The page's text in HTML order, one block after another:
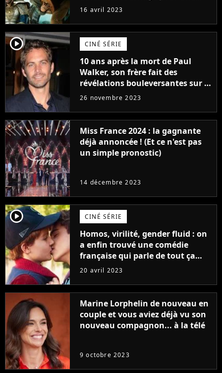
raison très spéciale
16 avril 2023
player2 CINÉ SÉRIE
10 ans après la mort de Paul
Walker, son frère fait des
révélations bouleversantes sur la
réaction des acteurs de Fast and
26 novembre 2023
Miss France 2024 : la gagnante
déjà annoncée ! (Et ce n'est pas
un simple pronostic)
14 décembre 2023
player2 CINÉ SÉRIE
Homos, virilité, gender fluid : on
a enfin trouvé une comédie
française qui parle de tout ça
sans être super ringarde
20 avril 2023
Marine Lorphelin de nouveau en
couple et vous aviez déjà vu son
nouveau compagnon... à la télé
9 octobre 2023